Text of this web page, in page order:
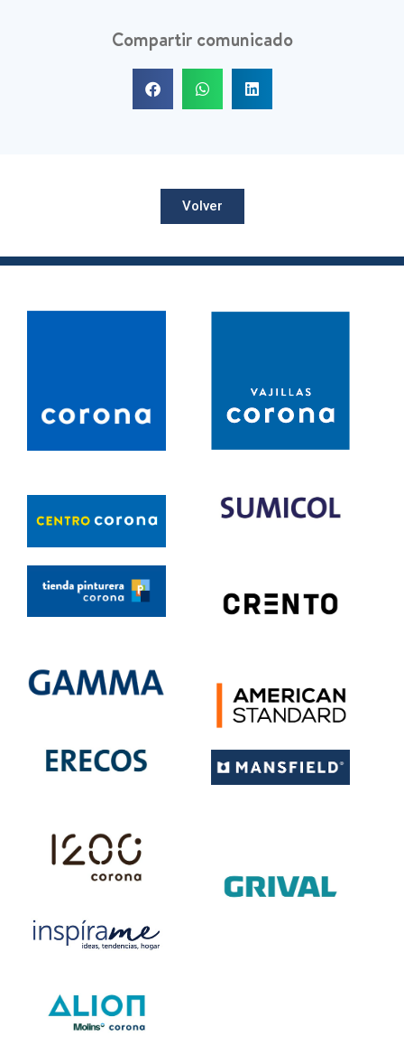
Compartir comunicado
Volver